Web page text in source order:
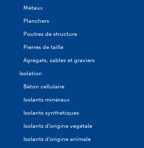
Métaux
Planchers
Poutres de structure
Pierres de taille
Agrégats, sables et graviers
Isolation
Béton cellulaire
Isolants minéraux
Isolants synthétiques
Isolants d'origine végétale
Isolants d'origine animale